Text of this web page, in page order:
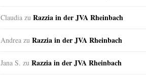
Claudia zu Razzia in der JVA Rheinbach
Andrea zu Razzia in der JVA Rheinbach
Jana S. zu Razzia in der JVA Rheinbach